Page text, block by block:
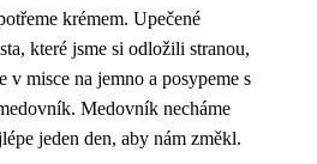
krémem. Upečené
které jsme si odložili stranou,
v misce na jemno a posypeme s
Medovník necháme
jeden den, aby nám změkl.